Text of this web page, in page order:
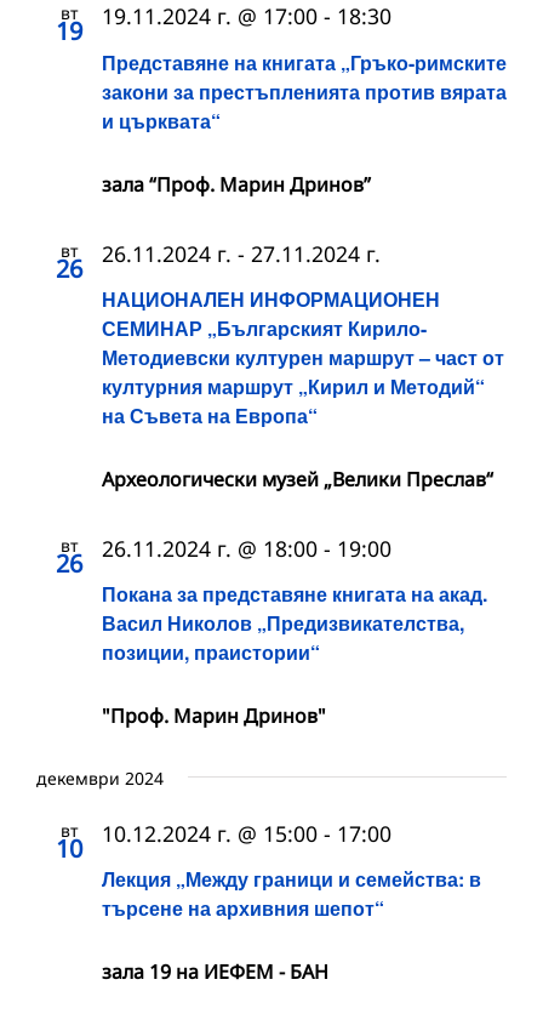
вт
19
Представяне на книгата „Гръко-римските
закони за престъпленията против вярата
и църквата“
19.11.2024 г. @ 17:00 - 18:30
зала “Проф. Марин Дринов”
вт
26
НАЦИОНАЛЕН ИНФОРМАЦИОНЕН
СЕМИНАР „Българският Кирило-
Методиевски културен маршрут – част от
културния маршрут „Кирил и Методий“
на Съвета на Европа“
26.11.2024 г. - 27.11.2024 г.
Археологически музей „Велики Преслав“
вт
26
Покана за представяне книгата на акад.
Васил Николов „Предизвикателства,
позиции, праистории“
26.11.2024 г. @ 18:00 - 19:00
"Проф. Марин Дринов"
декември 2024
вт
10
Лекция „Между граници и семейства: в
търсене на архивния шепот“
10.12.2024 г. @ 15:00 - 17:00
зала 19 на ИЕФЕМ - БАН